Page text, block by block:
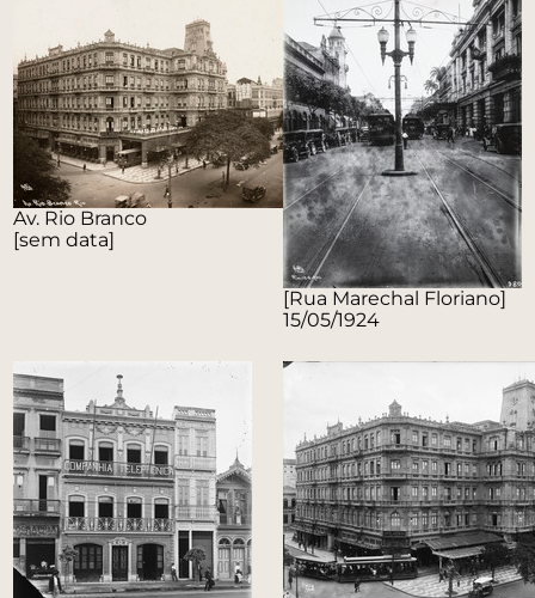
Av. Rio Branco
[sem data]
[Rua Marechal Floriano]
15/05/1924